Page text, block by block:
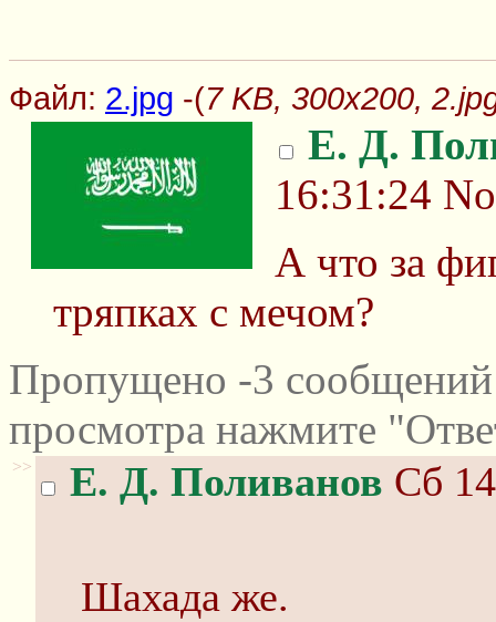
Файл: 2.jpg -(7 KB, 300x200,
Е. Д.
16:31:24
А что за
тряпках с мечом?
Пропущено -3
просмотра нажмите
>> Е. Д. Поливанов Сб
Шахада же.